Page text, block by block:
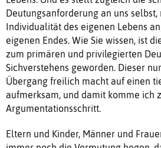
Deutungsanforderung an uns
Individualität des eigenen Lebens
eigenen Endes. Wie Sie wissen, ist
zum primären und privilegierten
Sichverstehens geworden. Dieser
Übergang freilich macht auf einen
aufmerksam, und damit komme ich
Argumentationsschritt.
Eltern und Kinder, Männer und